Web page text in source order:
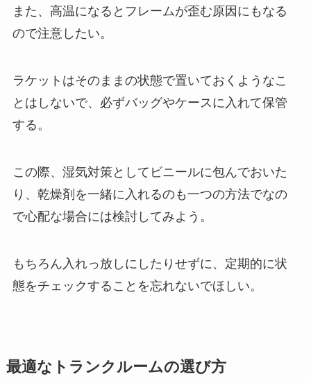
また、高温になるとフレームが歪む原因にもなる
ので注意したい。
ラケットはそのままの状態で置いておくようなこ
とはしないで、必ずバッグやケースに入れて保管
する。
この際、湿気対策としてビニールに包んでおいた
り、乾燥剤を一緒に入れるのも一つの方法でなの
で心配な場合には検討してみよう。
もちろん入れっ放しにしたりせずに、定期的に状
態をチェックすることを忘れないでほしい。
最適なトランクルームの選び方